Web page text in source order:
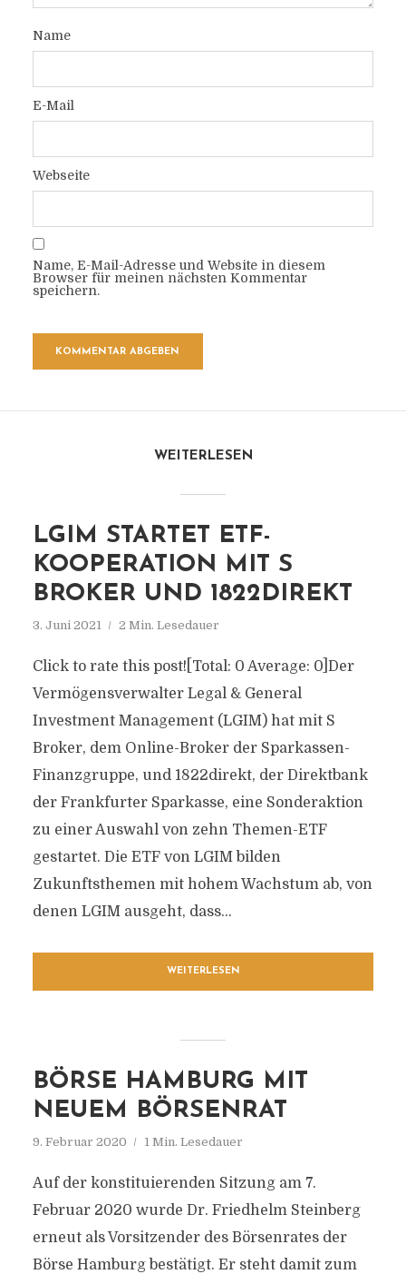
Name
E-Mail
Webseite
Name, E-Mail-Adresse und Website in diesem
Browser für meinen nächsten Kommentar
speichern.
WEITERLESEN
LGIM STARTET ETF-
KOOPERATION MIT S
BROKER UND 1822DIREKT
3. Juni 2021 2 Min. Lesedauer
Click to rate this post![Total: 0 Average: 0]Der
Vermögensverwalter Legal & General
Investment Management (LGIM) hat mit S
Broker, dem Online-Broker der Sparkassen-
Finanzgruppe, und 1822direkt, der Direktbank
der Frankfurter Sparkasse, eine Sonderaktion
zu einer Auswahl von zehn Themen-ETF
gestartet. Die ETF von LGIM bilden
Zukunftsthemen mit hohem Wachstum ab, von
denen LGIM ausgeht, dass...
WEITERLESEN
BÖRSE HAMBURG MIT
NEUEM BÖRSENRAT
9. Februar 2020 1 Min. Lesedauer
Auf der konstituierenden Sitzung am 7.
Februar 2020 wurde Dr. Friedhelm Steinberg
erneut als Vorsitzender des Börsenrates der
Börse Hamburg bestätigt. Er steht damit zum